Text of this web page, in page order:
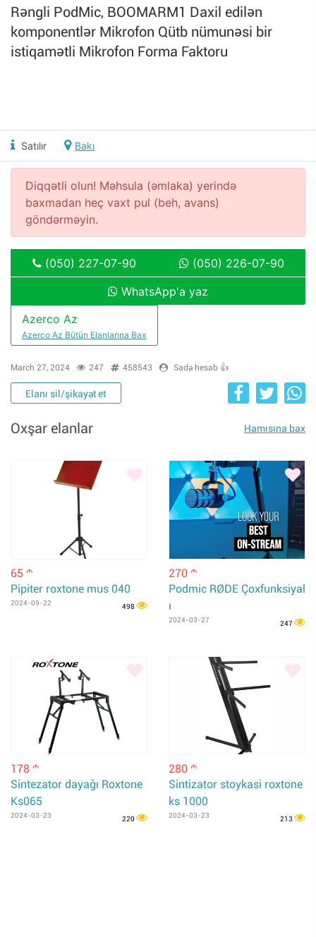
Rəngli PodMic, BOOMARM1 Daxil edilən
komponentlər Mikrofon Qütb nümunəsi bir
istiqamətli Mikrofon Forma Faktoru
Satılır Bakı
Diqqətli olun! Məhsula (əmlaka) yerində
baxmadan heç vaxt pul (beh, avans)
göndərməyin.
(050) 227-07-90
(050) 226-07-90
WhatsApp'a yaz
Azerco Az
Azerco Az Bütün Elanlarına Bax
March 27, 2024 247 458543 Sadə hesab 👍
Elanı sil/şikayət et
Oxşar elanlar Hamısına bax
65 m
Pipiter roxtone mus 040
2024-09-22 498
270 m
Podmic RØDE Çoxfunksiyal
ı
2024-03-27 247
178 m
Sintezator dayağı Roxtone
Ks065
2024-03-23 220
280 m
Sintizator stoykasi roxtone
ks 1000
2024-03-23 213